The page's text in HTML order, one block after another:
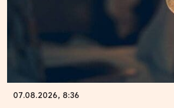
07.08.2026, 8:36